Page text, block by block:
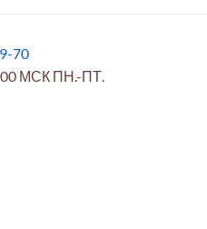
70
МСК ПН.-ПТ.